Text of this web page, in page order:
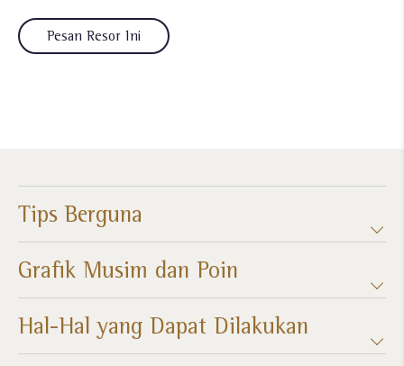
Pesan Resor Ini
Tips Berguna
Grafik Musim dan Poin​
Hal-Hal yang Dapat Dilakukan